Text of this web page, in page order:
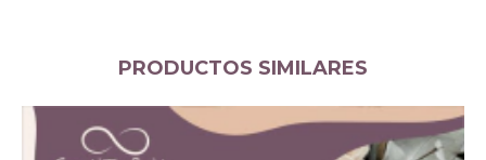
PRODUCTOS SIMILARES